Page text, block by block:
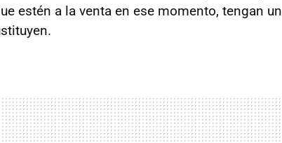
estén a la venta en ese momento, tengan un